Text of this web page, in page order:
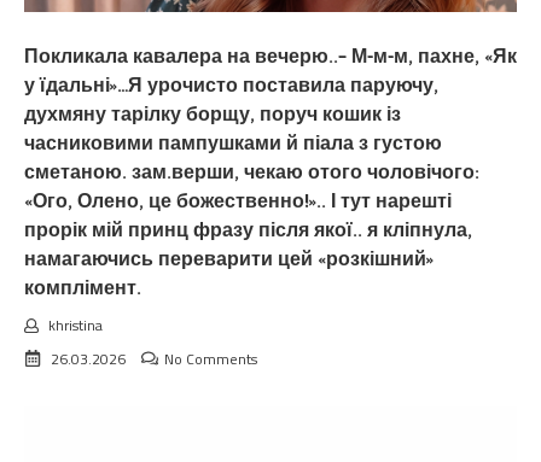
Покликала кавалера на вечерю..– М-м-м, пахне, «Як
у їдальні»…Я урочисто поставила паруючу,
духмяну тарілку борщу, поруч кошик із
часниковими пампушками й піала з густою
сметаною. зам.верши, чекаю отого чоловічого:
«Ого, Олено, це божественно!».. І тут нарешті
прорік мій принц фразу після якої.. я кліпнула,
намагаючись переварити цей «розкішний»
комплімент.
khristina
26.03.2026
No Comments